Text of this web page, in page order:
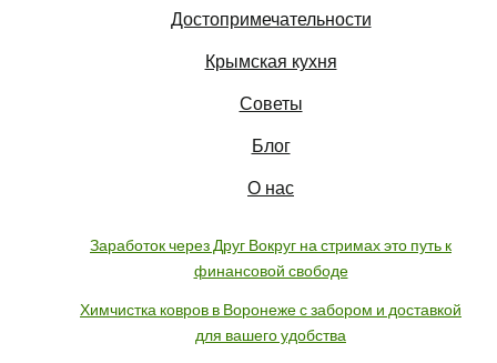
Достопримечательности
Крымская кухня
Советы
Блог
О нас
Заработок через Друг Вокруг на стримах это путь к
финансовой свободе
Химчистка ковров в Воронеже с забором и доставкой
для вашего удобства